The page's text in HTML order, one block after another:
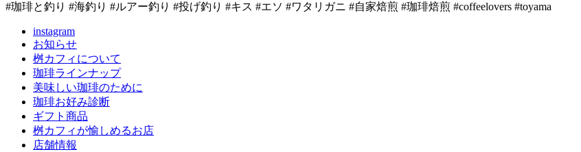
#珈琲と釣り #海釣り #ルアー釣り #投げ釣り #キス #エソ #ワタリガニ #自家焙煎 #珈琲焙煎 #coffeelovers #toyama
instagram
お知らせ
桝カフィについて
珈琲ラインナップ
美味しい珈琲のために
珈琲お好み診断
ギフト商品
桝カフィが愉しめるお店
店舗情報